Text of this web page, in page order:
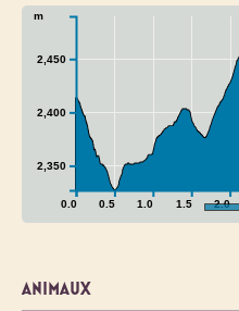
0.0 0.5 1.0 1.5 2.0
2,350
2,400
2,450
m
ANIMAUX